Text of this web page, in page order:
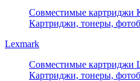
Совместимые картриджи
Картриджи, тонеры,
Lexmark
Совместимые картриджи
Картриджи, тонеры,